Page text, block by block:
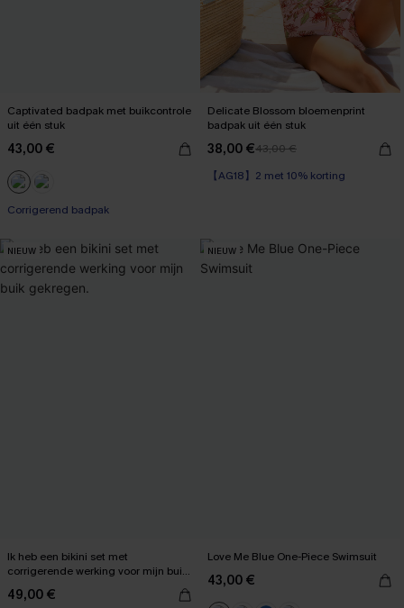
Captivated badpak met buikcontrole
uit één stuk
43,00 €
Corrigerend badpak
Delicate Blossom bloemenprint
badpak uit één stuk
38,00 €43,00 €
【AG18】2 met 10% korting
Corrigerend badpak
NIEUW
Ik heb een bikini set met
corrigerende werking voor mijn buik
49,00 €
【AG18】2 met 10% korting
NIEUW
Love Me Blue One-Piece Swimsuit
43,00 €